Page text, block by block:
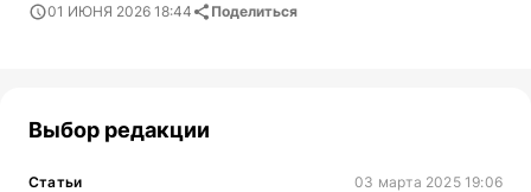
01 ИЮНЯ 2026 18:44 Поделиться
Выбор редакции
Статьи 03 марта 2025 19:06